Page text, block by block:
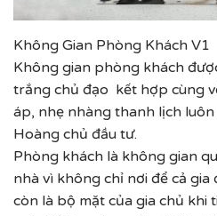
Không Gian Phòng Khách V1
Không gian phòng khách
trắng chủ đạo kết hợp cùng
áp, nhẹ nhàng thanh lịch
Hoàng chủ đầu tư.
Phòng khách là không gian
nhà vì không chỉ nơi để cả
còn là bộ mặt của gia chủ khi